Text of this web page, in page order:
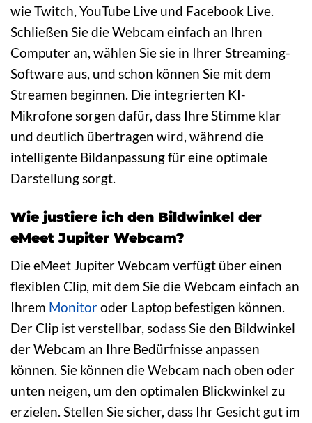
wie Twitch, YouTube Live und Facebook Live.
Schließen Sie die Webcam einfach an Ihren
Computer an, wählen Sie sie in Ihrer Streaming-
Software aus, und schon können Sie mit dem
Streamen beginnen. Die integrierten KI-
Mikrofone sorgen dafür, dass Ihre Stimme klar
und deutlich übertragen wird, während die
intelligente Bildanpassung für eine optimale
Darstellung sorgt.
Wie justiere ich den Bildwinkel der
eMeet Jupiter Webcam?
Die eMeet Jupiter Webcam verfügt über einen
flexiblen Clip, mit dem Sie die Webcam einfach an
Ihrem Monitoroder Laptop befestigen können.
Der Clip ist verstellbar, sodass Sie den Bildwinkel
der Webcam an Ihre Bedürfnisse anpassen
können. Sie können die Webcam nach oben oder
unten neigen, um den optimalen Blickwinkel zu
erzielen. Stellen Sie sicher, dass Ihr Gesicht gut im